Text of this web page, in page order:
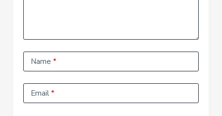
Name *
Email*